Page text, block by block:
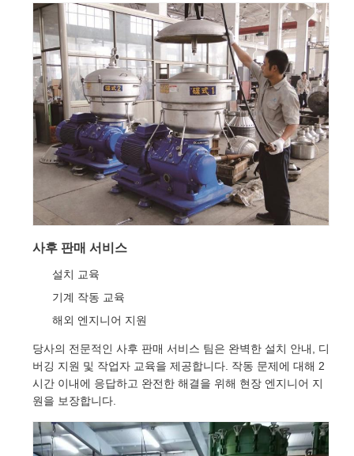
사후 판매 서비스
설치 교육
기계 작동 교육
해외 엔지니어 지원
당사의 전문적인 사후 판매 서비스 팀은 완벽한 설치 안내, 디
버깅 지원 및 작업자 교육을 제공합니다. 작동 문제에 대해 2
시간 이내에 응답하고 완전한 해결을 위해 현장 엔지니어 지
원을 보장합니다.